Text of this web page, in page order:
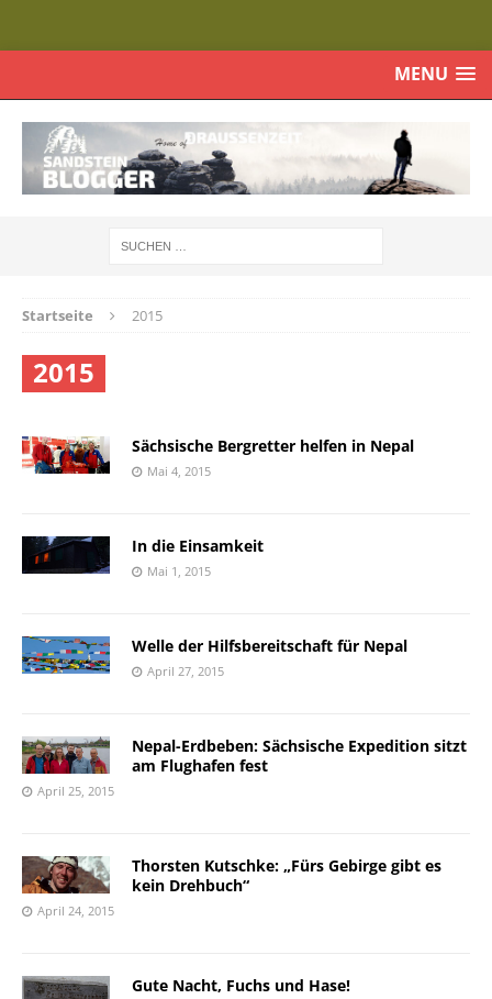
MENU
Startseite 2015
2015
Sächsische Bergretter helfen in Nepal
Mai 4, 2015
In die Einsamkeit
Mai 1, 2015
Welle der Hilfsbereitschaft für Nepal
April 27, 2015
Nepal-Erdbeben: Sächsische Expedition sitzt
am Flughafen fest
April 25, 2015
Thorsten Kutschke: „Fürs Gebirge gibt es
kein Drehbuch“
April 24, 2015
Gute Nacht, Fuchs und Hase!